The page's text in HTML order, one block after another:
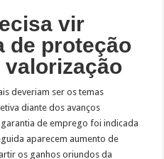
vir
de proteção
valorização
deveriam ser os temas
diante dos avanços
de emprego foi indicada
aparecem aumento de
os ganhos oriundos da